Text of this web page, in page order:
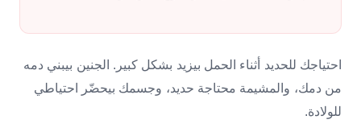
احتياجك للحديد أثناء الحمل بيزيد بشكل كبير. الجنين بيبني دمه
من دمك، والمشيمة محتاجة حديد، وجسمك بيحضّر احتياطي
للولادة.